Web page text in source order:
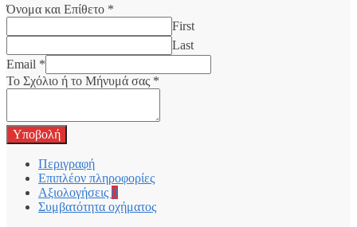
Όνομα και Επίθετο *
First
Last
Email *
Το Σχόλιο ή το Μήνυμά σας *
Υποβολή
Περιγραφή
Επιπλέον πληροφορίες
Αξιολογήσεις 0
Συμβατότητα οχήματος